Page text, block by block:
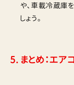
や、車載冷蔵庫
しょう。
5. まとめ：エア